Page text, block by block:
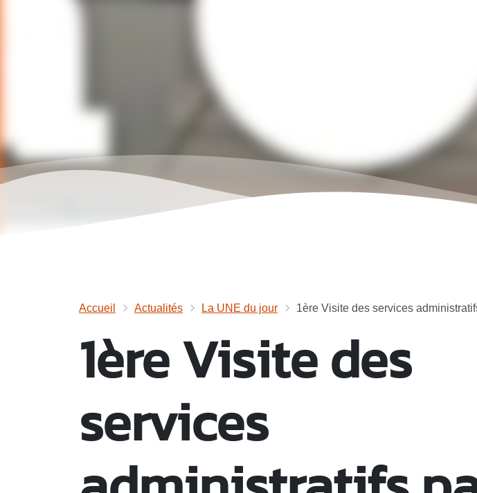
Accueil Actualités La UNE du jour 1ère Visite des services
1ère Visite des
services